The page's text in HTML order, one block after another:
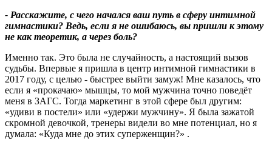
- Расскажите, с чего начался ваш путь в сферу интимной
гимнастики? Ведь, если я не ошибаюсь, вы пришли к этому
не как теоретик, а через боль?
Именно так. Это была не случайность, а настоящий вызов
судьбы. Впервые я пришла в центр интимной гимнастики в
2017 году, с целью - быстрее выйти замуж! Мне казалось, что
если я «прокачаю» мышцы, то мой мужчина точно поведёт
меня в ЗАГС. Тогда маркетинг в этой сфере был другим:
«удиви в постели» или «удержи мужчину». Я была зажатой
скромной девочкой, тренеры видели во мне потенциал, но я
думала: «Куда мне до этих суперженщин?» .